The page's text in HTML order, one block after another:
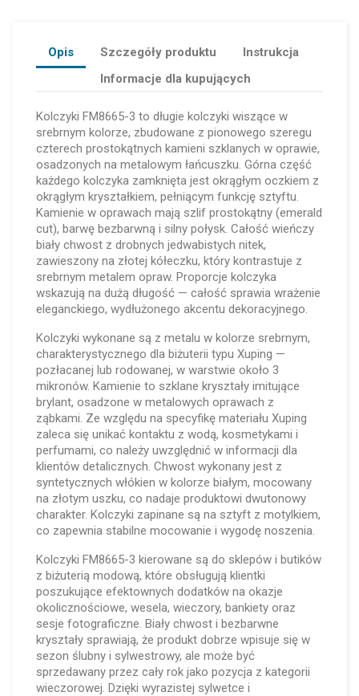
Opis Szczegóły produktu
Instrukcja
Informacje dla kupujących
Kolczyki FM8665-3 to długie kolczyki wiszące w
srebrnym kolorze, zbudowane z pionowego szeregu
czterech prostokątnych kamieni szklanych w oprawie,
osadzonych na metalowym łańcuszku. Górna część
każdego kolczyka zamknięta jest okrągłym oczkiem z
okrągłym kryształkiem, pełniącym funkcję sztyftu.
Kamienie w oprawach mają szlif prostokątny (emerald
cut), barwę bezbarwną i silny połysk. Całość wieńczy
biały chwost z drobnych jedwabistych nitek,
zawieszony na złotej kółeczku, który kontrastuje z
srebrnym metalem opraw. Proporcje kolczyka
wskazują na dużą długość — całość sprawia wrażenie
eleganckiego, wydłużonego akcentu dekoracyjnego.
Kolczyki wykonane są z metalu w kolorze srebrnym,
charakterystycznego dla biżuterii typu Xuping —
pozłacanej lub rodowanej, w warstwie około 3
mikronów. Kamienie to szklane kryształy imitujące
brylant, osadzone w metalowych oprawach z
ząbkami. Ze względu na specyfikę materiału Xuping
zaleca się unikać kontaktu z wodą, kosmetykami i
perfumami, co należy uwzględnić w informacji dla
klientów detalicznych. Chwost wykonany jest z
syntetycznych włókien w kolorze białym, mocowany
na złotym uszku, co nadaje produktowi dwutonowy
charakter. Kolczyki zapinane są na sztyft z motylkiem,
co zapewnia stabilne mocowanie i wygodę noszenia.
Kolczyki FM8665-3 kierowane są do sklepów i butików
z biżuterią modową, które obsługują klientki
poszukujące efektownych dodatków na okazje
okolicznościowe, wesela, wieczory, bankiety oraz
sesje fotograficzne. Biały chwost i bezbarwne
kryształy sprawiają, że produkt dobrze wpisuje się w
sezon ślubny i sylwestrowy, ale może być
sprzedawany przez cały rok jako pozycja z kategorii
wieczorowej. Dzięki wyrazistej sylwetce i